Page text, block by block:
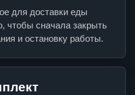
для доставки еды
чтобы сначала закрыть
и остановку работы.